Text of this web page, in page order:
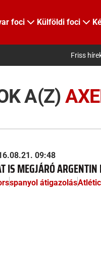
foci Külföldi foci
Friss
A(Z)
09:48
IS MEGJÁRÓ
spanyol átigazolás